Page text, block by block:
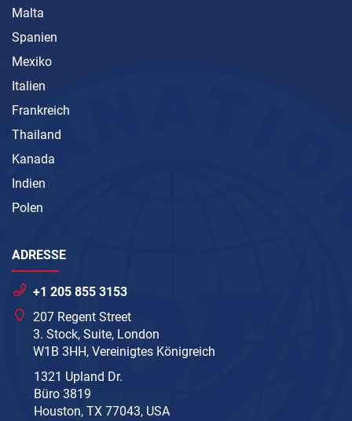
Malta
Spanien
Mexiko
Italien
Frankreich
Thailand
Kanada
Indien
Polen
ADRESSE
+1 205 855 3153
207 Regent Street
3. Stock, Suite, London
W1B 3HH, Vereinigtes Königreich
1321 Upland Dr.
Büro 3819
Houston, TX 77043, USA